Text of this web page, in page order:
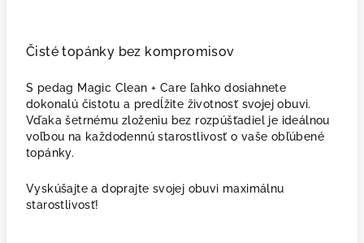
Čisté topánky bez kompromisov
S pedag Magic Clean + Care ľahko dosiahnete
dokonalú čistotu a predĺžite životnosť svojej obuvi.
Vďaka šetrnému zloženiu bez rozpúšťadiel je ideálnou
voľbou na každodennú starostlivosť o vaše obľúbené
topánky.
Vyskúšajte a doprajte svojej obuvi maximálnu
starostlivosť!